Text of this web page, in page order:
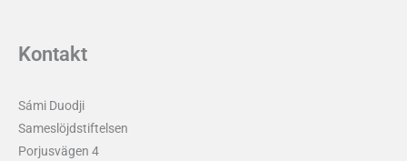
Kontakt
Sámi Duodji
Sameslöjdstiftelsen
Porjusvägen 4